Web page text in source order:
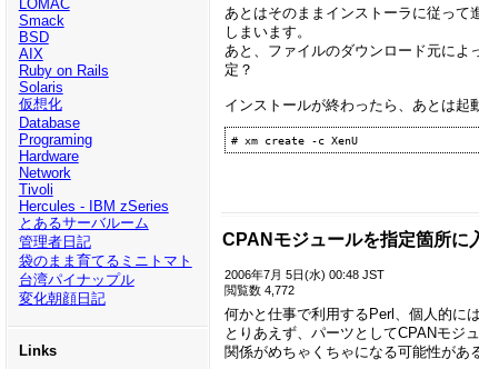
LOMAC
Smack
BSD
AIX
Ruby on Rails
Solaris
仮想化
Database
Programing
Hardware
Network
Tivoli
Hercules - IBM zSeries
とあるサーバルーム
管理者日記
袋のまま育てるミニトマト
台湾パイナップル
変化朝顔日記
Links
あとはそのままインストーラに従っ
しまいます。
あと、ファイルのダウンロード元に
定？
インストールが終わったら、あとは起
# xm create -c XenU
CPANモジュールを指定箇所に
2006年7月 5日(水) 00:48 JST
閲覧数 4,772
何かと仕事で利用するPerl、個人的に
とりあえず、パーツとしてCPANモジ
関係がめちゃくちゃになる可能性があ